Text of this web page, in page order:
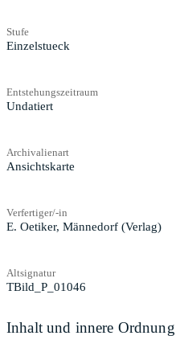
Stufe
Einzelstueck
Entstehungszeitraum
Undatiert
Archivalienart
Ansichtskarte
Verfertiger/-in
E. Oetiker, Männedorf (Verlag)
Altsignatur
TBild_P_01046
Inhalt und innere Ordnung